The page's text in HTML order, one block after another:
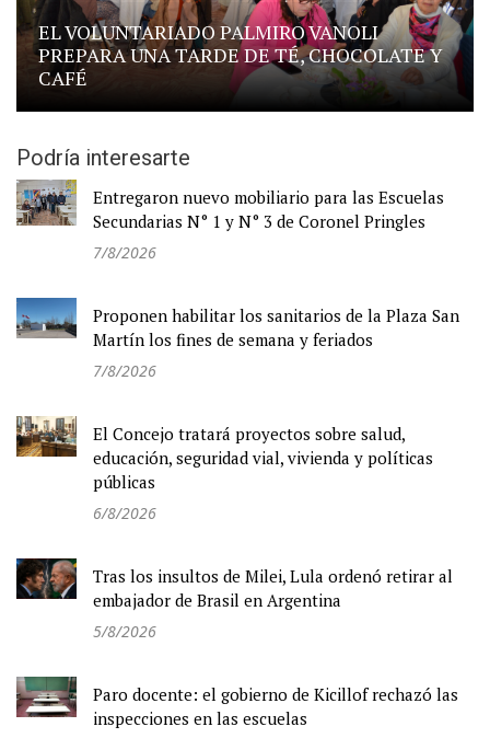
EL VOLUNTARIADO PALMIRO VANOLI
PREPARA UNA TARDE DE TÉ, CHOCOLATE Y
CAFÉ
Podría interesarte
Entregaron nuevo mobiliario para las Escuelas
Secundarias N° 1 y N° 3 de Coronel Pringles
7/8/2026
Proponen habilitar los sanitarios de la Plaza San
Martín los fines de semana y feriados
7/8/2026
El Concejo tratará proyectos sobre salud,
educación, seguridad vial, vivienda y políticas
públicas
6/8/2026
Tras los insultos de Milei, Lula ordenó retirar al
embajador de Brasil en Argentina
5/8/2026
Paro docente: el gobierno de Kicillof rechazó las
inspecciones en las escuelas